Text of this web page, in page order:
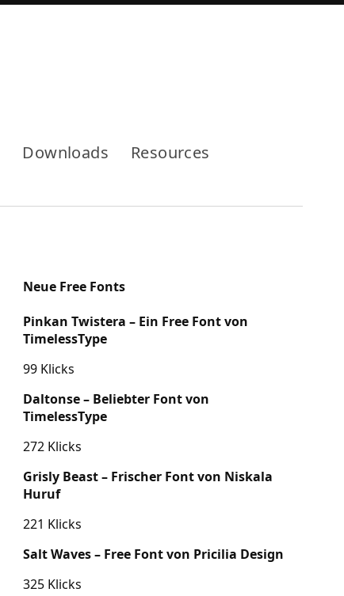
Downloads Resources
Neue Free Fonts
Pinkan Twistera – Ein Free Font von
TimelessType
99 Klicks
Daltonse – Beliebter Font von
TimelessType
272 Klicks
Grisly Beast – Frischer Font von Niskala
Huruf
221 Klicks
Salt Waves – Free Font von Pricilia Design
325 Klicks